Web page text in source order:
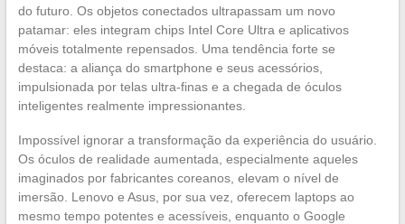
do futuro. Os objetos conectados ultrapassam um novo
patamar: eles integram chips Intel Core Ultra e aplicativos
móveis totalmente repensados. Uma tendência forte se
destaca: a aliança do smartphone e seus acessórios,
impulsionada por telas ultra-finas e a chegada de óculos
inteligentes realmente impressionantes.
Impossível ignorar a transformação da experiência do usuário.
Os óculos de realidade aumentada, especialmente aqueles
imaginados por fabricantes coreanos, elevam o nível de
imersão. Lenovo e Asus, por sua vez, oferecem laptops ao
mesmo tempo potentes e acessíveis, enquanto o Google